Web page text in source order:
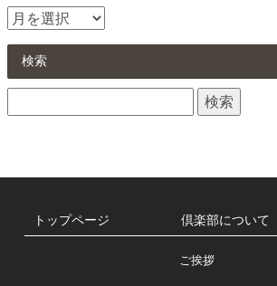
お
せ
検索
索:
トップページ 倶楽部について
ご挨拶